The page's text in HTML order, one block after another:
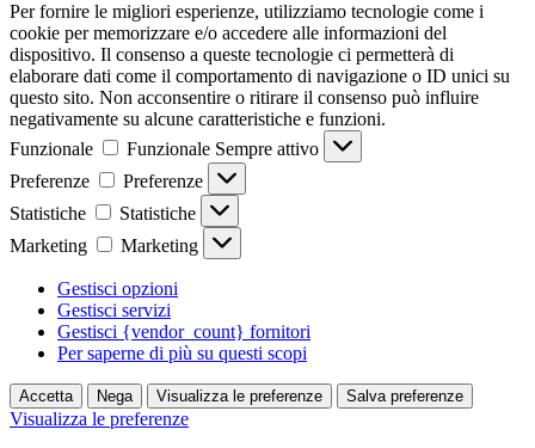
Per fornire le migliori esperienze, utilizziamo tecnologie come i
cookie per memorizzare e/o accedere alle informazioni del
dispositivo. Il consenso a queste tecnologie ci permetterà di
elaborare dati come il comportamento di navigazione o ID unici su
questo sito. Non acconsentire o ritirare il consenso può influire
negativamente su alcune caratteristiche e funzioni.
Funzionale
Funzionale Sempre attivo
Preferenze
Preferenze
Statistiche
Statistiche
Marketing
Marketing
Gestisci opzioni
Gestisci servizi
Gestisci {vendor_count} fornitori
Per saperne di più su questi scopi
Accetta Nega Visualizza le preferenze Salva preferenze
Visualizza le preferenze